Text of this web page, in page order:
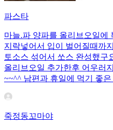
파스타
마늘.파 양파를 올리브오일에
지락넣어서 입이 벌어질때까
토소스 섞어서 쏘스 완성했구
올리브오일 추가한후 어우러
~~^^ 남편과 휴일에 먹기 좋
죽정동꼬마야